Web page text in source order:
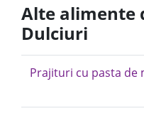
Alte alimente
Dulciuri
Prajituri cu pasta de